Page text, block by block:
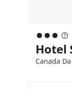
Hotel
Canada